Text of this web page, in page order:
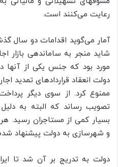
رعایت می‌کنند است.
آمار می‌گوید اقدامات دو سال
شاید منجر به ساماندهی بازار
مورد بود که جنس یکی از آنها
ممنوع کرد. از سوی دیگر
تصویب رساند که البته به
بسیار کمی از مستاجران رسید.
و شهرسازی به دولت پیشنهاد
دولت به تدریج بر آن شد تا